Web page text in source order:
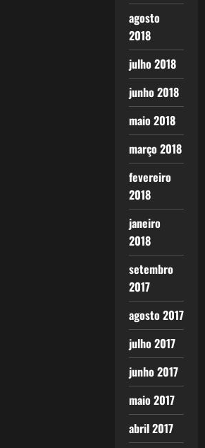
agosto
2018
julho 2018
junho 2018
maio 2018
março 2018
fevereiro
2018
janeiro
2018
setembro
2017
agosto 2017
julho 2017
junho 2017
maio 2017
abril 2017